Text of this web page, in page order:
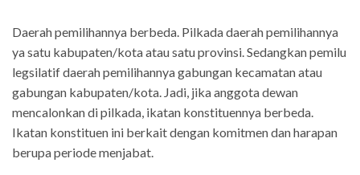
Daerah pemilihannya berbeda. Pilkada daerah pemilihannya
ya satu kabupaten/kota atau satu provinsi. Sedangkan pemilu
legsilatif daerah pemilihannya gabungan kecamatan atau
gabungan kabupaten/kota. Jadi, jika anggota dewan
mencalonkan di pilkada, ikatan konstituennya berbeda.
Ikatan konstituen ini berkait dengan komitmen dan harapan
berupa periode menjabat.